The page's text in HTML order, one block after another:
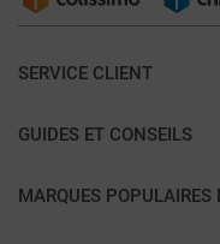
SERVICE CLIENT
GUIDES ET CONSEILS
MARQUES POPULAIRES